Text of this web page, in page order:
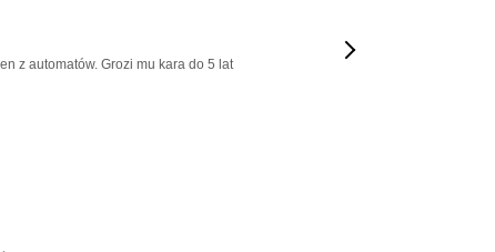
z automatów. Grozi mu kara do 5 lat